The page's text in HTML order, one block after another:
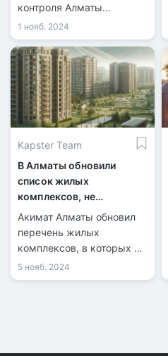
контроля Алматы
продолжает снос
незаконных построек,
возведённых с
нарушениями. Очередная
проверка выявила
нарушения в
строительстве объектов.
1 нояб. 2024
Kapster Team
В Алматы обновили
список жилых
комплексов, не
рекомендованных для
покупки недвижимости
Акимат Алматы обновил
перечень жилых
комплексов, в которых не
рекомендуется
приобретать . На данный
5 нояб. 2024